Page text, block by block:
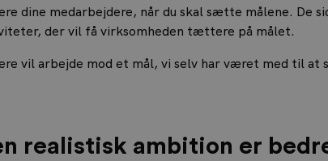
dine medarbejdere, når du skal sætte målene. De
der vil få virksomheden tættere på målet.
vil arbejde mod et mål, vi selv har været med til
realistisk ambition er